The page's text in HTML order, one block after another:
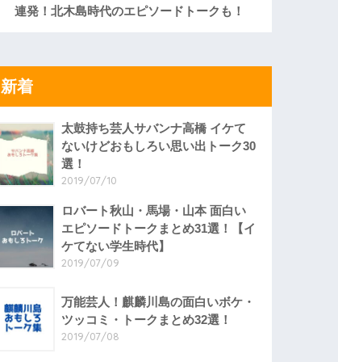
連発！北木島時代のエピソードトークも！
新着
太鼓持ち芸人サバンナ高橋 イケて
ないけどおもしろい思い出トーク30
選！
2019/07/10
ロバート秋山・馬場・山本 面白い
エピソードトークまとめ31選！【イ
ケてない学生時代】
2019/07/09
万能芸人！麒麟川島の面白いボケ・
ツッコミ・トークまとめ32選！
2019/07/08